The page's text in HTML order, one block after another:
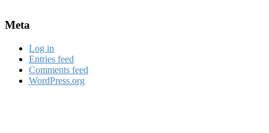
Meta
Log in
Entries feed
Comments feed
WordPress.org